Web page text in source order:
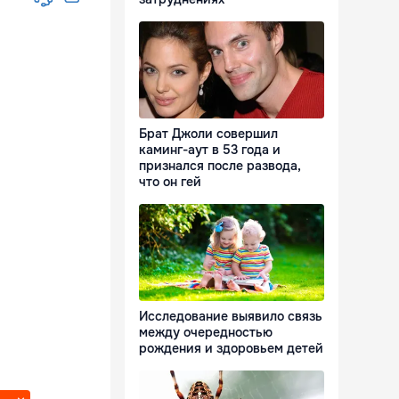
Брат Джоли совершил
каминг-аут в 53 года и
признался после развода,
что он гей
Исследование выявило связь
между очередностью
рождения и здоровьем детей